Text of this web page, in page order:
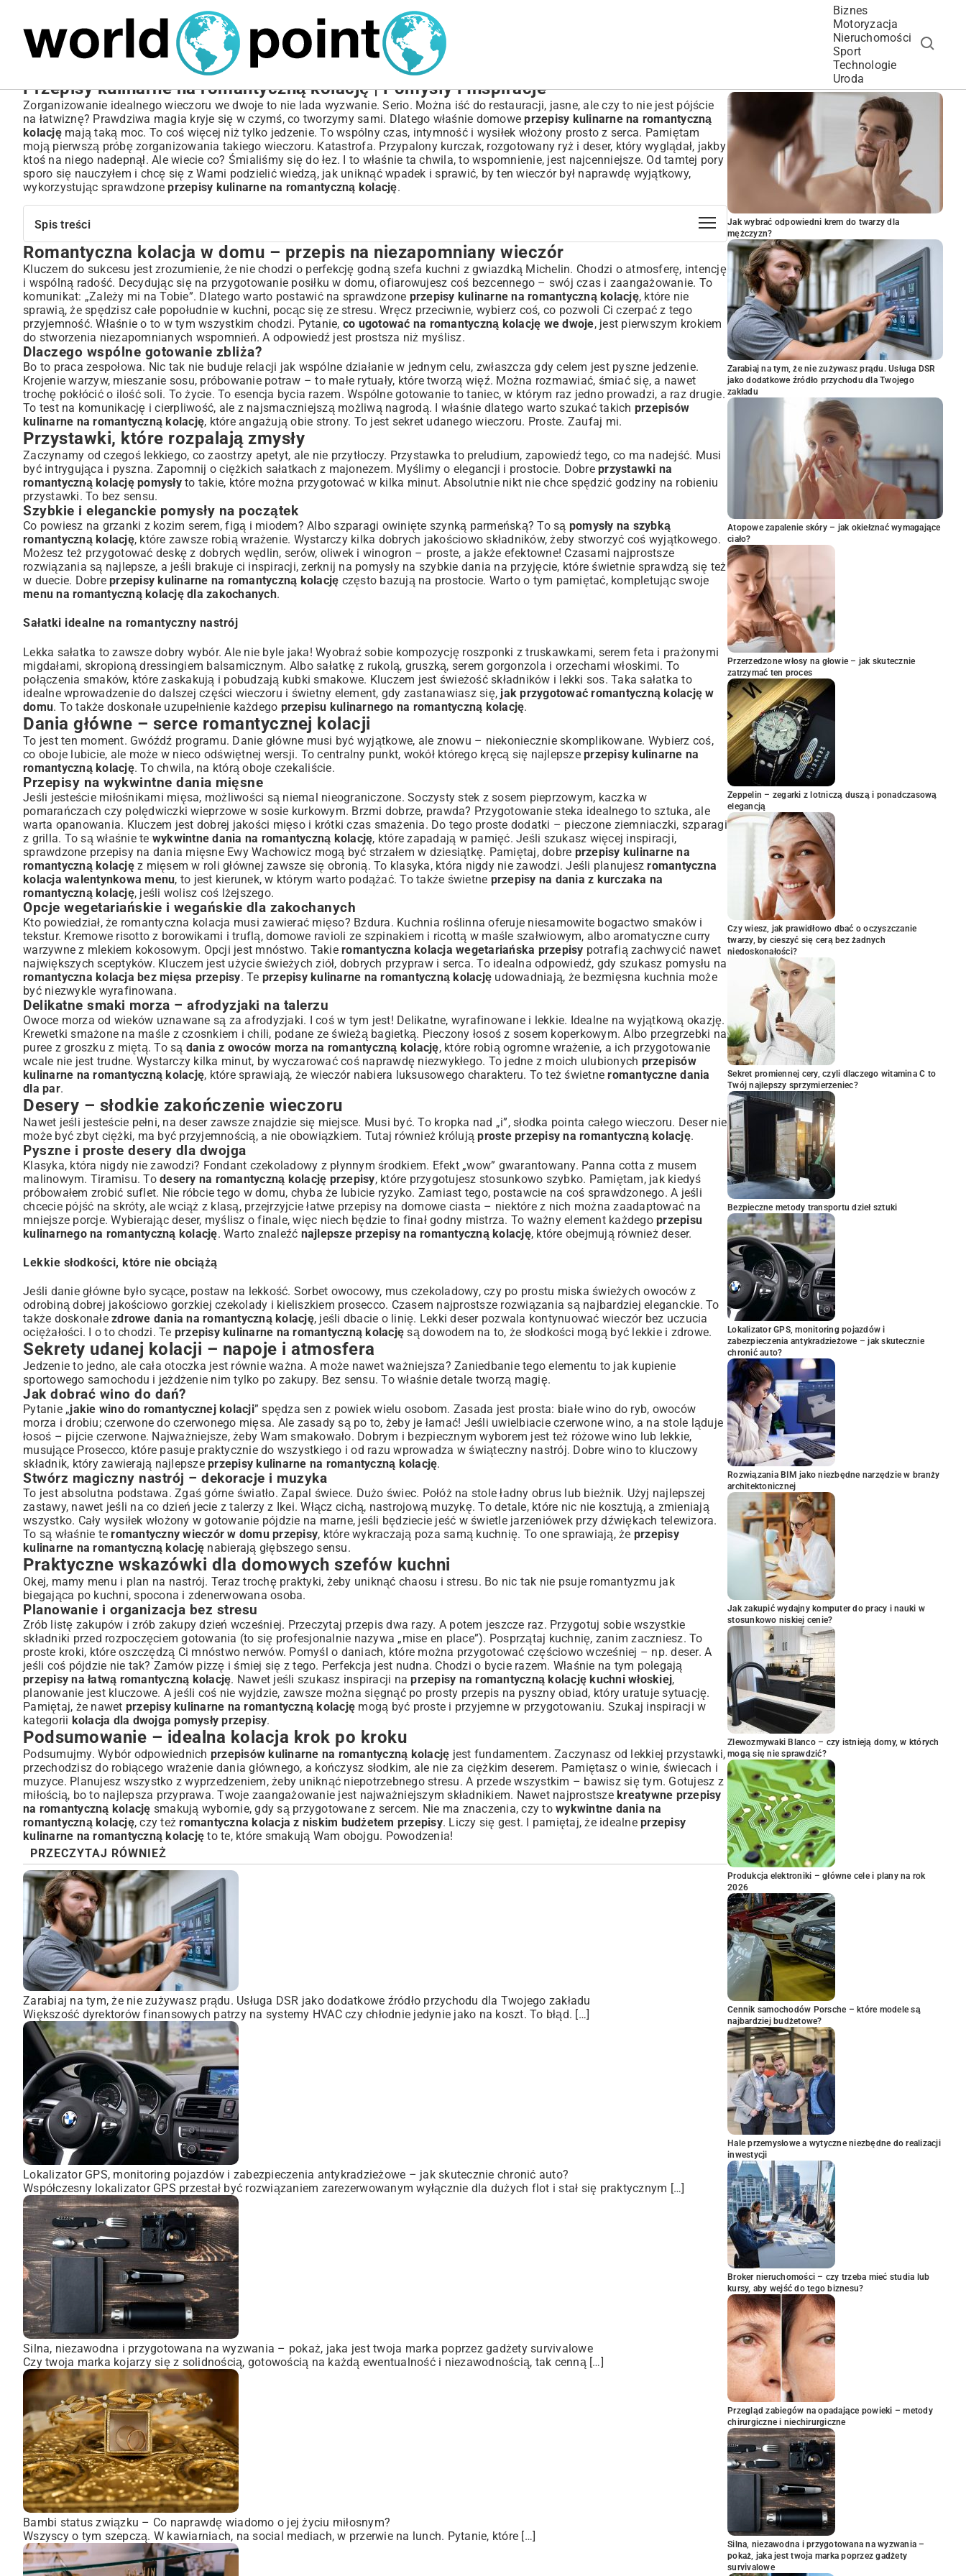
Biznes
Motoryzacja
Nieruchomości
Sport
Technologie
Uroda
Przepisy kulinarne na romantyczną kolację | Pomysły i Inspiracje
Zorganizowanie idealnego wieczoru we dwoje to nie lada wyzwanie. Serio. Można iść do restauracji, jasne, ale czy to nie jest pójście
na łatwiznę? Prawdziwa magia kryje się w czymś, co tworzymy sami. Dlatego właśnie domoweprzepisy kulinarne na romantyczną
kolacjęmają taką moc. To coś więcej niż tylko jedzenie. To wspólny czas, intymność i wysiłek włożony prosto z serca. Pamiętam
moją pierwszą próbę zorganizowania takiego wieczoru. Katastrofa. Przypalony kurczak, rozgotowany ryż i deser, który wyglądał, jakby
ktoś na niego nadepnął. Ale wiecie co? Śmialiśmy się do łez. I to właśnie ta chwila, to wspomnienie, jest najcenniejsze. Od tamtej pory
sporo się nauczyłem i chcę się z Wami podzielić wiedzą, jak uniknąć wpadek i sprawić, by ten wieczór był naprawdę wyjątkowy,
wykorzystując sprawdzoneprzepisy kulinarne na romantyczną kolację.
Spis treści
Romantyczna kolacja w domu – przepis na niezapomniany wieczór
Dlaczego wspólne gotowanie zbliża?
Przystawki, które rozpalają zmysły
Szybkie i eleganckie pomysły na początek
Dania główne – serce romantycznej kolacji
Przepisy na wykwintne dania mięsne
Opcje wegetariańskie i wegańskie dla zakochanych
Delikatne smaki morza – afrodyzjaki na talerzu
Desery – słodkie zakończenie wieczoru
Pyszne i proste desery dla dwojga
Sekrety udanej kolacji – napoje i atmosfera
Jak dobrać wino do dań?
Stwórz magiczny nastrój – dekoracje i muzyka
Praktyczne wskazówki dla domowych szefów kuchni
Planowanie i organizacja bez stresu
Podsumowanie – idealna kolacja krok po kroku
Romantyczna kolacja w domu – przepis na niezapomniany wieczór
Kluczem do sukcesu jest zrozumienie, że nie chodzi o perfekcję godną szefa kuchni z gwiazdką Michelin. Chodzi o atmosferę, intencję
i wspólną radość. Decydując się na przygotowanie posiłku w domu, ofiarowujesz coś bezcennego – swój czas i zaangażowanie. To
komunikat: „Zależy mi na Tobie”. Dlatego warto postawić na sprawdzone przepisy kulinarne na romantyczną kolację, które nie
sprawią, że spędzisz całe popołudnie w kuchni, pocąc się ze stresu. Wręcz przeciwnie, wybierz coś, co pozwoli Ci czerpać z tego
przyjemność. Właśnie o to w tym wszystkim chodzi. Pytanie, co ugotować na romantyczną kolację we dwoje, jest pierwszym krokiem
do stworzenia niezapomnianych wspomnień. A odpowiedź jest prostsza niż myślisz.
Dlaczego wspólne gotowanie zbliża?
Bo to praca zespołowa. Nic tak nie buduje relacji jak wspólne działanie w jednym celu, zwłaszcza gdy celem jest pyszne jedzenie.
Krojenie warzyw, mieszanie sosu, próbowanie potraw – to małe rytuały, które tworzą więź. Można rozmawiać, śmiać się, a nawet
trochę pokłócić o ilość soli. To życie. To esencja bycia razem. Wspólne gotowanie to taniec, w którym raz jedno prowadzi, a raz drugie.
To test na komunikację i cierpliwość, ale z najsmaczniejszą możliwą nagrodą. I właśnie dlatego warto szukać takich przepisów
kulinarne na romantyczną kolację, które angażują obie strony. To jest sekret udanego wieczoru. Proste. Zaufaj mi.
Przystawki, które rozpalają zmysły
Zaczynamy od czegoś lekkiego, co zaostrzy apetyt, ale nie przytłoczy. Przystawka to preludium, zapowiedź tego, co ma nadejść. Musi
być intrygująca i pyszna. Zapomnij o ciężkich sałatkach z majonezem. Myślimy o elegancji i prostocie. Dobre przystawki na
romantyczną kolację pomysłyto takie, które można przygotować w kilka minut. Absolutnie nikt nie chce spędzić godziny na robieniu
przystawki. To bez sensu.
Szybkie i eleganckie pomysły na początek
Co powiesz na grzanki z kozim serem, figą i miodem? Albo szparagi owinięte szynką parmeńską? To są pomysły na szybką
romantyczną kolację, które zawsze robią wrażenie. Wystarczy kilka dobrych jakościowo składników, żeby stworzyć coś wyjątkowego.
Możesz też przygotować deskę z dobrych wędlin, serów, oliwek i winogron – proste, a jakże efektowne! Czasami najprostsze
rozwiązania są najlepsze, a jeśli brakuje ci inspiracji, zerknij na pomysły na szybkie dania na przyjęcie, które świetnie sprawdzą się też
w duecie. Dobre przepisy kulinarne na romantyczną kolację często bazują na prostocie. Warto o tym pamiętać, kompletując swoje
menu na romantyczną kolację dla zakochanych.
Sałatki idealne na romantyczny nastrój
Lekka sałatka to zawsze dobry wybór. Ale nie byle jaka! Wyobraź sobie kompozycję roszponki z truskawkami, serem feta i prażonymi
migdałami, skropioną dressingiem balsamicznym. Albo sałatkę z rukolą, gruszką, serem gorgonzola i orzechami włoskimi. To
połączenia smaków, które zaskakują i pobudzają kubki smakowe. Kluczem jest świeżość składników i lekki sos. Taka sałatka to
idealne wprowadzenie do dalszej części wieczoru i świetny element, gdy zastanawiasz się, jak przygotować romantyczną kolację w
domu. To także doskonałe uzupełnienie każdego przepisu kulinarnego na romantyczną kolację.
Dania główne – serce romantycznej kolacji
To jest ten moment. Gwóźdź programu. Danie główne musi być wyjątkowe, ale znowu – niekoniecznie skomplikowane. Wybierz coś,
co oboje lubicie, ale może w nieco odświętnej wersji. To centralny punkt, wokół którego kręcą się najlepsze przepisy kulinarne na
romantyczną kolację. To chwila, na którą oboje czekaliście.
Przepisy na wykwintne dania mięsne
Jeśli jesteście miłośnikami mięsa, możliwości są niemal nieograniczone. Soczysty stek z sosem pieprzowym, kaczka w
pomarańczach czy polędwiczki wieprzowe w sosie kurkowym. Brzmi dobrze, prawda? Przygotowanie steka idealnego to sztuka, ale
warta opanowania. Kluczem jest dobrej jakości mięso i krótki czas smażenia. Do tego proste dodatki – pieczone ziemniaczki, szparagi
z grilla. To są właśnie te wykwintne dania na romantyczną kolację, które zapadają w pamięć. Jeśli szukasz więcej inspiracji,
sprawdzone przepisy na dania mięsne Ewy Wachowicz mogą być strzałem w dziesiątkę. Pamiętaj, dobre przepisy kulinarne na
romantyczną kolacjęz mięsem w roli głównej zawsze się obronią. To klasyka, która nigdy nie zawodzi. Jeśli planujeszromantyczna
kolacja walentynkowa menu, to jest kierunek, w którym warto podążać. To także świetne przepisy na dania z kurczaka na
romantyczną kolację, jeśli wolisz coś lżejszego.
Opcje wegetariańskie i wegańskie dla zakochanych
Kto powiedział, że romantyczna kolacja musi zawierać mięso? Bzdura. Kuchnia roślinna oferuje niesamowite bogactwo smaków i
tekstur. Kremowe risotto z borowikami i truflą, domowe ravioli ze szpinakiem i ricottą w maśle szałwiowym, albo aromatyczne curry
warzywne z mlekiem kokosowym. Opcji jest mnóstwo. Takie romantyczna kolacja wegetariańska przepisy potrafią zachwycić nawet
największych sceptyków. Kluczem jest użycie świeżych ziół, dobrych przypraw i serca. To idealna odpowiedź, gdy szukasz pomysłu na
romantyczna kolacja bez mięsa przepisy. Te przepisy kulinarne na romantyczną kolację udowadniają, że bezmięsna kuchnia może
być niezwykle wyrafinowana.
Delikatne smaki morza – afrodyzjaki na talerzu
Owoce morza od wieków uznawane są za afrodyzjaki. I coś w tym jest! Delikatne, wyrafinowane i lekkie. Idealne na wyjątkową okazję.
Krewetki smażone na maśle z czosnkiem i chili, podane ze świeżą bagietką. Pieczony łosoś z sosem koperkowym. Albo przegrzebki na
puree z groszku z miętą. To są dania z owoców morza na romantyczną kolację, które robią ogromne wrażenie, a ich przygotowanie
wcale nie jest trudne. Wystarczy kilka minut, by wyczarować coś naprawdę niezwykłego. To jedne z moich ulubionych przepisów
kulinarne na romantyczną kolację, które sprawiają, że wieczór nabiera luksusowego charakteru. To też świetneromantyczne dania
dla par.
Desery – słodkie zakończenie wieczoru
Nawet jeśli jesteście pełni, na deser zawsze znajdzie się miejsce. Musi być. To kropka nad „i”, słodka pointa całego wieczoru. Deser nie
może być zbyt ciężki, ma być przyjemnością, a nie obowiązkiem. Tutaj również królująproste przepisy na romantyczną kolację.
Pyszne i proste desery dla dwojga
Klasyka, która nigdy nie zawodzi? Fondant czekoladowy z płynnym środkiem. Efekt „wow” gwarantowany. Panna cotta z musem
malinowym. Tiramisu. To desery na romantyczną kolację przepisy, które przygotujesz stosunkowo szybko. Pamiętam, jak kiedyś
próbowałem zrobić suflet. Nie róbcie tego w domu, chyba że lubicie ryzyko. Zamiast tego, postawcie na coś sprawdzonego. A jeśli
chcecie pójść na skróty, ale wciąż z klasą, przejrzyjciełatwe przepisy na domowe ciasta – niektóre z nich można zaadaptować na
mniejsze porcje. Wybierając deser, myślisz o finale, więc niech będzie to finał godny mistrza. To ważny element każdego przepisu
kulinarnego na romantyczną kolację. Warto znaleźć najlepsze przepisy na romantyczną kolację, które obejmują również deser.
Lekkie słodkości, które nie obciążą
Jeśli danie główne było sycące, postaw na lekkość. Sorbet owocowy, mus czekoladowy, czy po prostu miska świeżych owoców z
odrobiną dobrej jakościowo gorzkiej czekolady i kieliszkiem prosecco. Czasem najprostsze rozwiązania są najbardziej eleganckie. To
także doskonałe zdrowe dania na romantyczną kolację, jeśli dbacie o linię. Lekki deser pozwala kontynuować wieczór bez uczucia
ociężałości. I o to chodzi. Te przepisy kulinarne na romantyczną kolację są dowodem na to, że słodkości mogą być lekkie i zdrowe.
Sekrety udanej kolacji – napoje i atmosfera
Jedzenie to jedno, ale cała otoczka jest równie ważna. A może nawet ważniejsza? Zaniedbanie tego elementu to jak kupienie
sportowego samochodu i jeżdżenie nim tylko po zakupy. Bez sensu. To właśnie detale tworzą magię.
Jak dobrać wino do dań?
Pytanie „jakie wino do romantycznej kolacji” spędza sen z powiek wielu osobom. Zasada jest prosta: białe wino do ryb, owoców
morza i drobiu; czerwone do czerwonego mięsa. Ale zasady są po to, żeby je łamać! Jeśli uwielbiacie czerwone wino, a na stole ląduje
łosoś – pijcie czerwone. Najważniejsze, żeby Wam smakowało. Dobrym i bezpiecznym wyborem jest też różowe wino lub lekkie,
musujące Prosecco, które pasuje praktycznie do wszystkiego i od razu wprowadza w świąteczny nastrój. Dobre wino to kluczowy
składnik, który zawierają najlepsze przepisy kulinarne na romantyczną kolację.
Stwórz magiczny nastrój – dekoracje i muzyka
To jest absolutna podstawa. Zgaś górne światło. Zapal świece. Dużo świec. Połóż na stole ładny obrus lub bieżnik. Użyj najlepszej
zastawy, nawet jeśli na co dzień jecie z talerzy z Ikei. Włącz cichą, nastrojową muzykę. To detale, które nic nie kosztują, a zmieniają
wszystko. Cały wysiłek włożony w gotowanie pójdzie na marne, jeśli będziecie jeść w świetle jarzeniówek przy dźwiękach telewizora.
To są właśnie teromantyczny wieczór w domu przepisy, które wykraczają poza samą kuchnię. To one sprawiają, że przepisy
kulinarne na romantyczną kolację nabierają głębszego sensu.
Praktyczne wskazówki dla domowych szefów kuchni
Okej, mamy menu i plan na nastrój. Teraz trochę praktyki, żeby uniknąć chaosu i stresu. Bo nic tak nie psuje romantyzmu jak
biegająca po kuchni, spocona i zdenerwowana osoba.
Planowanie i organizacja bez stresu
Zrób listę zakupów i zrób zakupy dzień wcześniej. Przeczytaj przepis dwa razy. A potem jeszcze raz. Przygotuj sobie wszystkie
składniki przed rozpoczęciem gotowania (to się profesjonalnie nazywa „mise en place”). Posprzątaj kuchnię, zanim zaczniesz. To
proste kroki, które oszczędzą Ci mnóstwo nerwów. Pomyśl o daniach, które można przygotować częściowo wcześniej – np. deser. A
jeśli coś pójdzie nie tak? Zamów pizzę i śmiej się z tego. Perfekcja jest nudna. Chodzi o bycie razem. Właśnie na tym polegają
przepisy na łatwą romantyczną kolację. Nawet jeśli szukasz inspiracji naprzepisy na romantyczną kolację kuchni włoskiej,
planowanie jest kluczowe. A jeśli coś nie wyjdzie, zawsze można sięgnąć po prosty przepis na pyszny obiad, który uratuje sytuację.
Pamiętaj, że nawet przepisy kulinarne na romantyczną kolację mogą być proste i przyjemne w przygotowaniu. Szukaj inspiracji w
kategorii kolacja dla dwojga pomysły przepisy.
Podsumowanie – idealna kolacja krok po kroku
Podsumujmy. Wybór odpowiednich przepisów kulinarne na romantyczną kolację jest fundamentem. Zaczynasz od lekkiej przystawki,
przechodzisz do robiącego wrażenie dania głównego, a kończysz słodkim, ale nie za ciężkim deserem. Pamiętasz o winie, świecach i
muzyce. Planujesz wszystko z wyprzedzeniem, żeby uniknąć niepotrzebnego stresu. A przede wszystkim – bawisz się tym. Gotujesz z
miłością, bo to najlepsza przyprawa. Twoje zaangażowanie jest najważniejszym składnikiem. Nawet najprostsze kreatywne przepisy
na romantyczną kolację smakują wybornie, gdy są przygotowane z sercem. Nie ma znaczenia, czy to wykwintne dania na
romantyczną kolację, czy teżromantyczna kolacja z niskim budżetem przepisy. Liczy się gest. I pamiętaj, że idealne przepisy
kulinarne na romantyczną kolację to te, które smakują Wam obojgu. Powodzenia!
PRZECZYTAJ RÓWNIEŻ
Zarabiaj na tym, że nie zużywasz prądu. Usługa DSR jako dodatkowe źródło przychodu dla Twojego zakładu
Większość dyrektorów finansowych patrzy na systemy HVAC czy chłodnie jedynie jako na koszt. To błąd. […]
Lokalizator GPS, monitoring pojazdów i zabezpieczenia antykradzieżowe – jak skutecznie chronić auto?
Współczesny lokalizator GPS przestał być rozwiązaniem zarezerwowanym wyłącznie dla dużych flot i stał się praktycznym […]
Silna, niezawodna i przygotowana na wyzwania – pokaż, jaka jest twoja marka poprzez gadżety survivalowe
Czy twoja marka kojarzy się z solidnością, gotowością na każdą ewentualność i niezawodnością, tak cenną […]
Bambi status związku – Co naprawdę wiadomo o jej życiu miłosnym?
Wszyscy o tym szepczą. W kawiarniach, na social mediach, w przerwie na lunch. Pytanie, które […]
POPULARNE ARTYKUŁY
Jak wybrać odpowiedni krem do twarzy dla
mężczyzn?
Zarabiaj na tym, że nie zużywasz prądu. Usługa DSR
jako dodatkowe źródło przychodu dla Twojego
zakładu
Atopowe zapalenie skóry – jak okiełznać wymagające
ciało?
Przerzedzone włosy na głowie – jak skutecznie
zatrzymać ten proces
Zeppelin – zegarki z lotniczą duszą i ponadczasową
elegancją
Czy wiesz, jak prawidłowo dbać o oczyszczanie
twarzy, by cieszyć się cerą bez żadnych
niedoskonałości?
Sekret promiennej cery, czyli dlaczego witamina C to
Twój najlepszy sprzymierzeniec?
Bezpieczne metody transportu dzieł sztuki
Lokalizator GPS, monitoring pojazdów i
zabezpieczenia antykradzieżowe – jak skutecznie
chronić auto?
Rozwiązania BIM jako niezbędne narzędzie w branży
architektonicznej
Jak zakupić wydajny komputer do pracy i nauki w
stosunkowo niskiej cenie?
Zlewozmywaki Blanco – czy istnieją domy, w których
mogą się nie sprawdzić?
Produkcja elektroniki – główne cele i plany na rok
2026
Cennik samochodów Porsche – które modele są
najbardziej budżetowe?
Hale przemysłowe a wytyczne niezbędne do realizacji
inwestycji
Broker nieruchomości – czy trzeba mieć studia lub
kursy, aby wejść do tego biznesu?
Przegląd zabiegów na opadające powieki – metody
chirurgiczne i niechirurgiczne
Silna, niezawodna i przygotowana na wyzwania –
pokaż, jaka jest twoja marka poprzez gadżety
survivalowe